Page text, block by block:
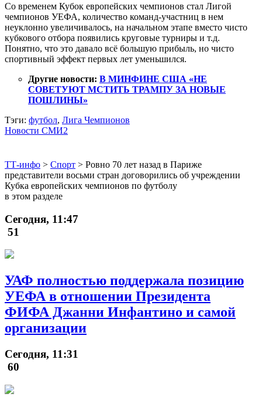
Со временем Кубок европейских чемпионов стал Лигой
чемпионов УЕФА, количество команд-участниц в нем
неуклонно увеличивалось, на начальном этапе вместо чисто
кубкового отбора появились круговые турниры и т.д.
Понятно, что это давало всё большую прибыль, но чисто
спортивный эффект первых лет уменьшился.
Другие новости: В МИНФИНЕ США «НЕ
СОВЕТУЮТ МСТИТЬ ТРАМПУ ЗА НОВЫЕ
ПОШЛИНЫ»
Тэги: футбол, Лига Чемпионов
Новости СМИ2
ТТ-инфо > Спорт > Ровно 70 лет назад в Париже
представители восьми стран договорились об учреждении
Кубка европейских чемпионов по футболу
в этом разделе
Сегодня, 11:47
51
УАФ полностью поддержала позицию
УЕФА в отношении Президента
ФИФА Джанни Инфантино и самой
организации
Сегодня, 11:31
60